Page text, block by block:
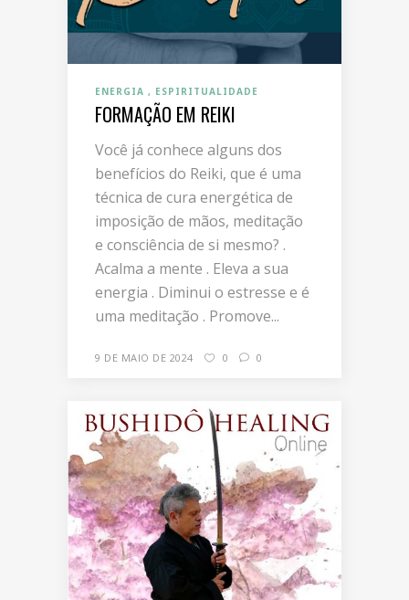
ENERGIA ESPIRITUALIDADE
FORMAÇÃO EM REIKI
Você já conhece alguns dos
benefícios do Reiki, que é uma
técnica de cura energética de
imposição de mãos, meditação
e consciência de si mesmo? .
Acalma a mente . Eleva a sua
energia . Diminui o estresse e é
uma meditação . Promove...
9 DE MAIO DE 2024 0 0